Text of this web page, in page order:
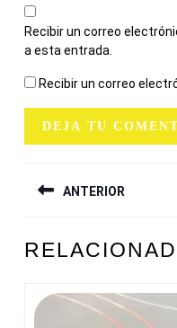
Recibir un correo
a esta entrada.
Recibir un correo
DE
ANTERIOR
anterior: